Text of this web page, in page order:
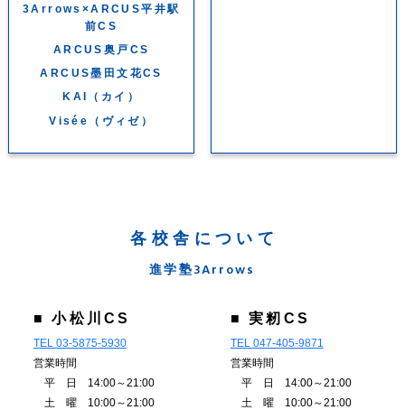
3Arrows×ARCUS平井駅
前CS
ARCUS奥戸CS
ARCUS墨田文花CS
KAI（カイ）
Visée（ヴィゼ）
各校舎について
進学塾3Arrows
■ 小松川CS
TEL 03-5875-5930
営業時間
平 日 14:00～21:00
土 曜 10:00～21:00
■ 実籾CS
TEL 047-405-9871
営業時間
平 日 14:00～21:00
土 曜 10:00～21:00